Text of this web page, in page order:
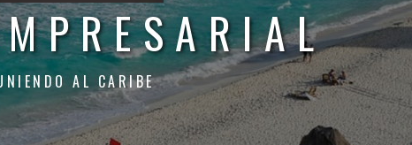
AL CARIBE